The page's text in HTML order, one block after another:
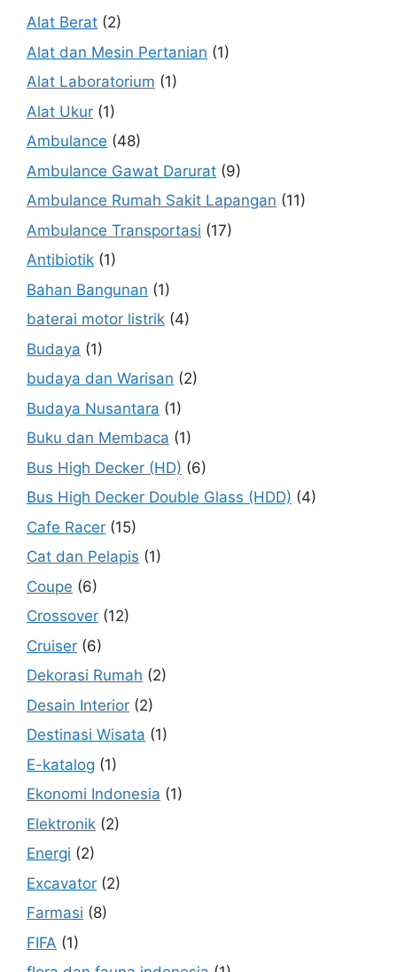
Alat Berat (2)
Alat dan Mesin Pertanian (1)
Alat Laboratorium (1)
Alat Ukur (1)
Ambulance (48)
Ambulance Gawat Darurat (9)
Ambulance Rumah Sakit Lapangan (11)
Ambulance Transportasi (17)
Antibiotik (1)
Bahan Bangunan (1)
baterai motor listrik (4)
Budaya (1)
budaya dan Warisan (2)
Budaya Nusantara (1)
Buku dan Membaca (1)
Bus High Decker (HD) (6)
Bus High Decker Double Glass (HDD) (4)
Cafe Racer (15)
Cat dan Pelapis (1)
Coupe (6)
Crossover (12)
Cruiser (6)
Dekorasi Rumah (2)
Desain Interior (2)
Destinasi Wisata (1)
E-katalog (1)
Ekonomi Indonesia (1)
Elektronik (2)
Energi (2)
Excavator (2)
Farmasi (8)
FIFA (1)